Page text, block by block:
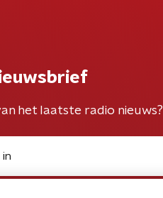
het laatste radio nieuws?